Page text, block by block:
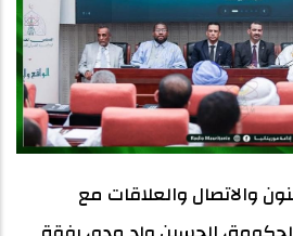
والاتصال والعلاقات مع